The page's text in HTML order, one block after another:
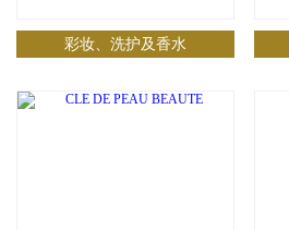
彩妆、洗护及香水